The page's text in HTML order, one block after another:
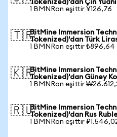
Tokenized)'dan Çin
1 BMNRon eşittir ¥126,76
🇹🇷BitMine Immersion
Tokenized)'dan Türk
1 BMNRon eşittir ₺896,64
🇰🇷BitMine Immersion
Tokenized)'dan Güney
1 BMNRon eşittir
🇷🇺BitMine Immersion
Tokenized)'dan Rus
1 BMNRon eşittir